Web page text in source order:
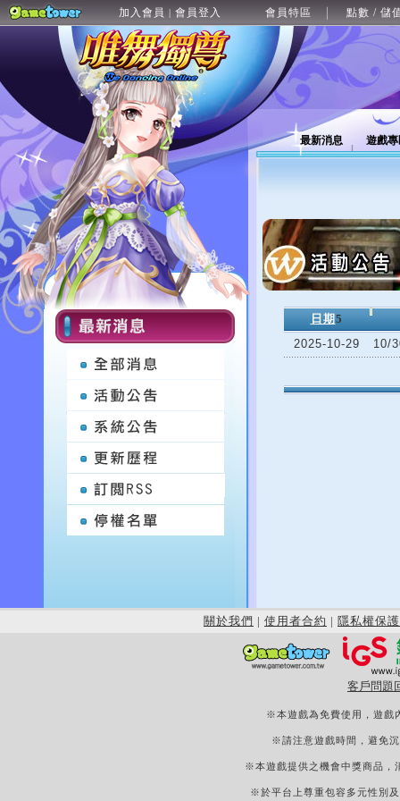
加入會員 | 會員登入 會員特區 點數 / 儲
最新消息 遊戲
日期 5
2025-10-29
10/
關於我們 | 使用者合約 | 隱私權保護
客戶問題
※本遊戲為免費使用，遊戲
※請注意遊戲時間，避免
※本遊戲提供之機會中獎商品，
※於平台上尊重包容多元性別